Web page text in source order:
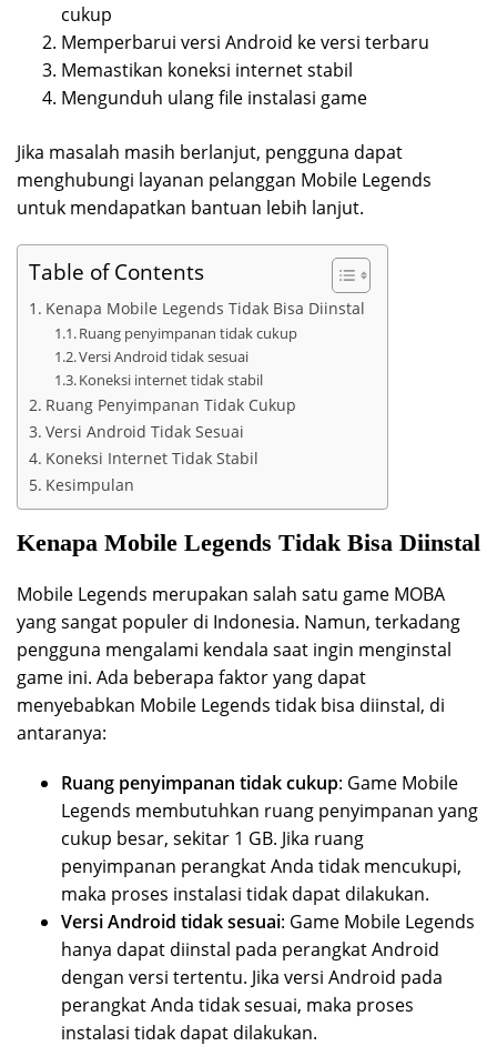
cukup
Memperbarui versi Android ke versi terbaru
Memastikan koneksi internet stabil
Mengunduh ulang file instalasi game
Jika masalah masih berlanjut, pengguna dapat
menghubungi layanan pelanggan Mobile Legends
untuk mendapatkan bantuan lebih lanjut.
Table of Contents
Kenapa Mobile Legends Tidak Bisa Diinstal
Ruang penyimpanan tidak cukup
Versi Android tidak sesuai
Koneksi internet tidak stabil
Ruang Penyimpanan Tidak Cukup
Versi Android Tidak Sesuai
Koneksi Internet Tidak Stabil
Kesimpulan
Kenapa Mobile Legends Tidak Bisa Diinstal
Mobile Legends merupakan salah satu game MOBA
yang sangat populer di Indonesia. Namun, terkadang
pengguna mengalami kendala saat ingin menginstal
game ini. Ada beberapa faktor yang dapat
menyebabkan Mobile Legends tidak bisa diinstal, di
antaranya:
Ruang penyimpanan tidak cukup: Game Mobile
Legends membutuhkan ruang penyimpanan yang
cukup besar, sekitar 1 GB. Jika ruang
penyimpanan perangkat Anda tidak mencukupi,
maka proses instalasi tidak dapat dilakukan.
Versi Android tidak sesuai: Game Mobile Legends
hanya dapat diinstal pada perangkat Android
dengan versi tertentu. Jika versi Android pada
perangkat Anda tidak sesuai, maka proses
instalasi tidak dapat dilakukan.